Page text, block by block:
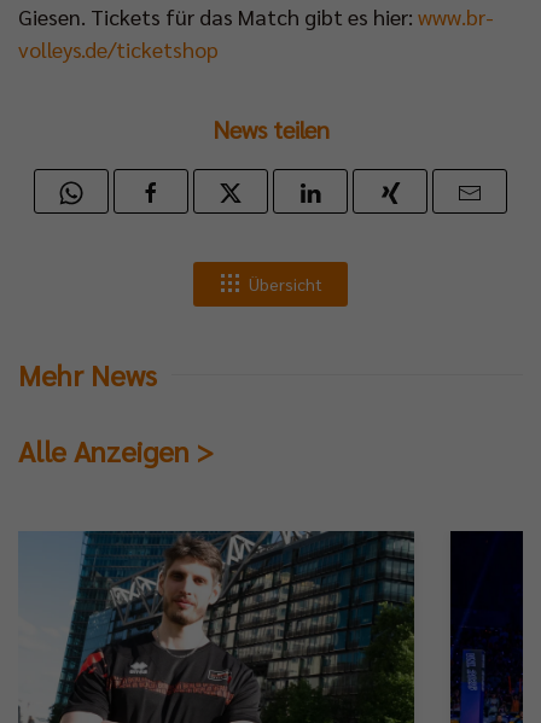
Giesen. Tickets für das Match gibt es hier: www.br-
volleys.de/ticketshop
News teilen
Übersicht
Mehr News
Alle Anzeigen >